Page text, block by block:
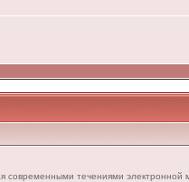
современными течениями электронной